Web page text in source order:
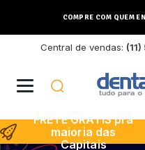
COMPRE COM QUEM
Central de vendas:
FRETE GRÁTIS pra
maioria das
Capitais